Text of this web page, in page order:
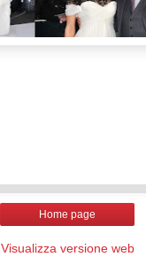
Home page
Visualizza versione web